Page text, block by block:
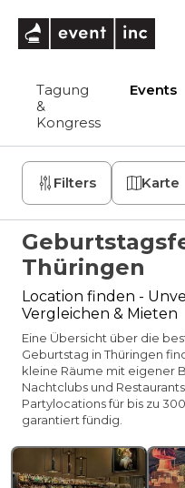
Tagung
&
Kongress
Events
Filters Karte
Thüringen
Location finden -
Vergleichen & Mieten
Eine Übersicht über die
Geburtstag in Thüringen
kleine Räume mit eigener
Nachtclubs und
Partylocations für bis zu
garantiert fündig.